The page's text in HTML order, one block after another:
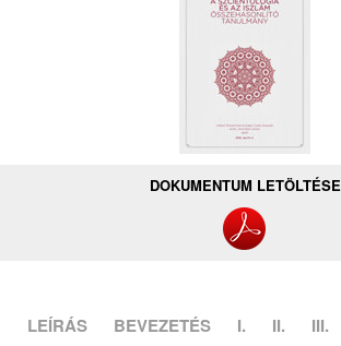
DOKUMENTUM LETÖLTÉSE
LEÍRÁS BEVEZETÉS I. II. III.